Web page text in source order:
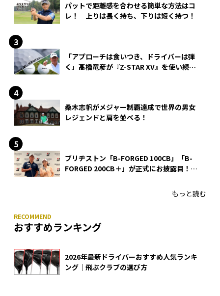
パットで距離感を合わせる簡単な方法はコ
レ！ 上りは長く持ち、下りは短く持つ！
「アプローチは食いつき、ドライバーは弾
く」髙橋竜彦が『Z-STAR XV』を使い続け
桑木志帆がメジャー制覇達成で世界の男女
レジェンドと肩を並べる！
ブリヂストン「B-FORGED 100CB」「B-
FORGED 200CB＋」が正式にお披露目！
もっと読む
おすすめランキング
2026年最新ドライバーおすすめ人気ランキ
ング｜飛ぶクラブの選び方